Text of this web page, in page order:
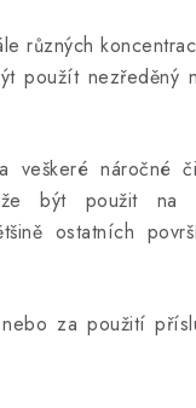
různých
použít nezředěný
veškeré
být použit na
ostatních
za použití